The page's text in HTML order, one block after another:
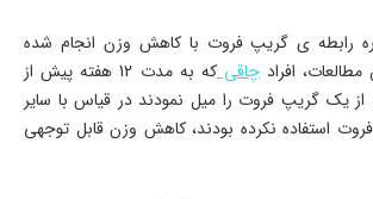
رابطه­ ی گریپ فروت با کاهش وزن انجام شده
افراد چاقی
که به مدت 12 هفته پیش از
یک گریپ فروت را میل نمودند در قیاس با سایر
استفاده نکرده بودند، کاهش وزن قابل توجهی